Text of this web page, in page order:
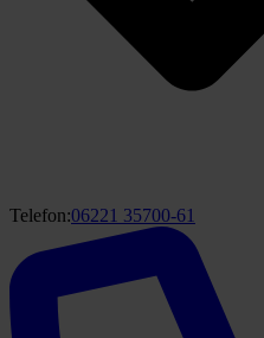
Telefon:06221 35700-61